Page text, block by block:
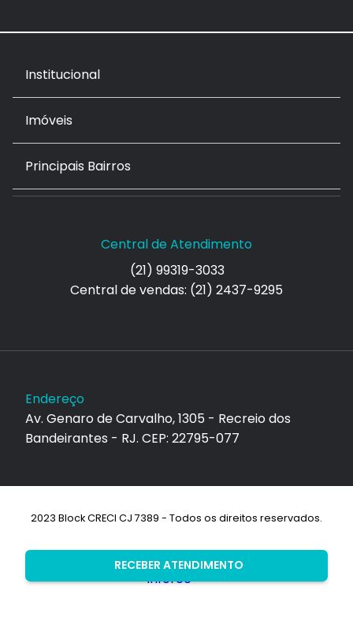
RECEBER ATENDIMENTO
Institucional
Imóveis
Principais Bairros
Central de Atendimento
(21) 99319-3033
Central de vendas: (21) 2437-9295
Endereço
Av. Genaro de Carvalho, 1305 - Recreio dos
Bandeirantes - RJ. CEP: 22795-077
2023 Block CRECI CJ 7389 - Todos os direitos reservados.